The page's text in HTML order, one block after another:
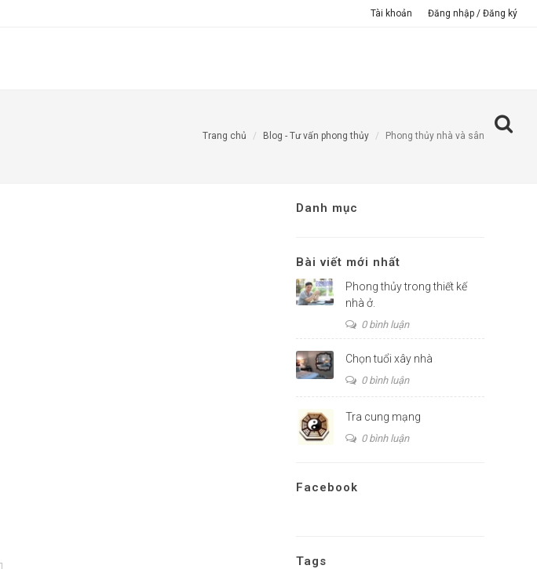
Tài khoản Đăng nhập / Đăng ký
Trang chủ Blog - Tư vấn phong thủy Phong thủy nhà và sân
Danh mục
Bài viết mới nhất
Phong thủy trong thiết kế
nhà ở.
0 bình luận
Chọn tuổi xây nhà
0 bình luận
Tra cung mạng
0 bình luận
Facebook
Tags